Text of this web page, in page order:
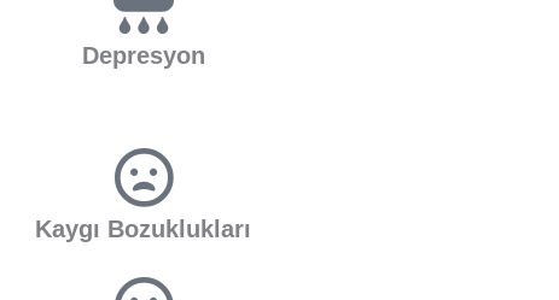
Depresyon
Kaygı Bozuklukları